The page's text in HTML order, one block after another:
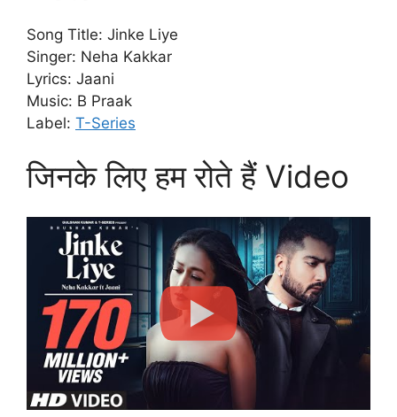
Song Title: Jinke Liye
Singer: Neha Kakkar
Lyrics: Jaani
Music: B Praak
Label: T-Series
जिनके लिए हम रोते हैं Video